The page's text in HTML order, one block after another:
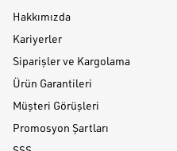
Hakkımızda
Kariyerler
Siparişler ve Kargolama
Ürün Garantileri
Müşteri Görüşleri
Promosyon Şartları